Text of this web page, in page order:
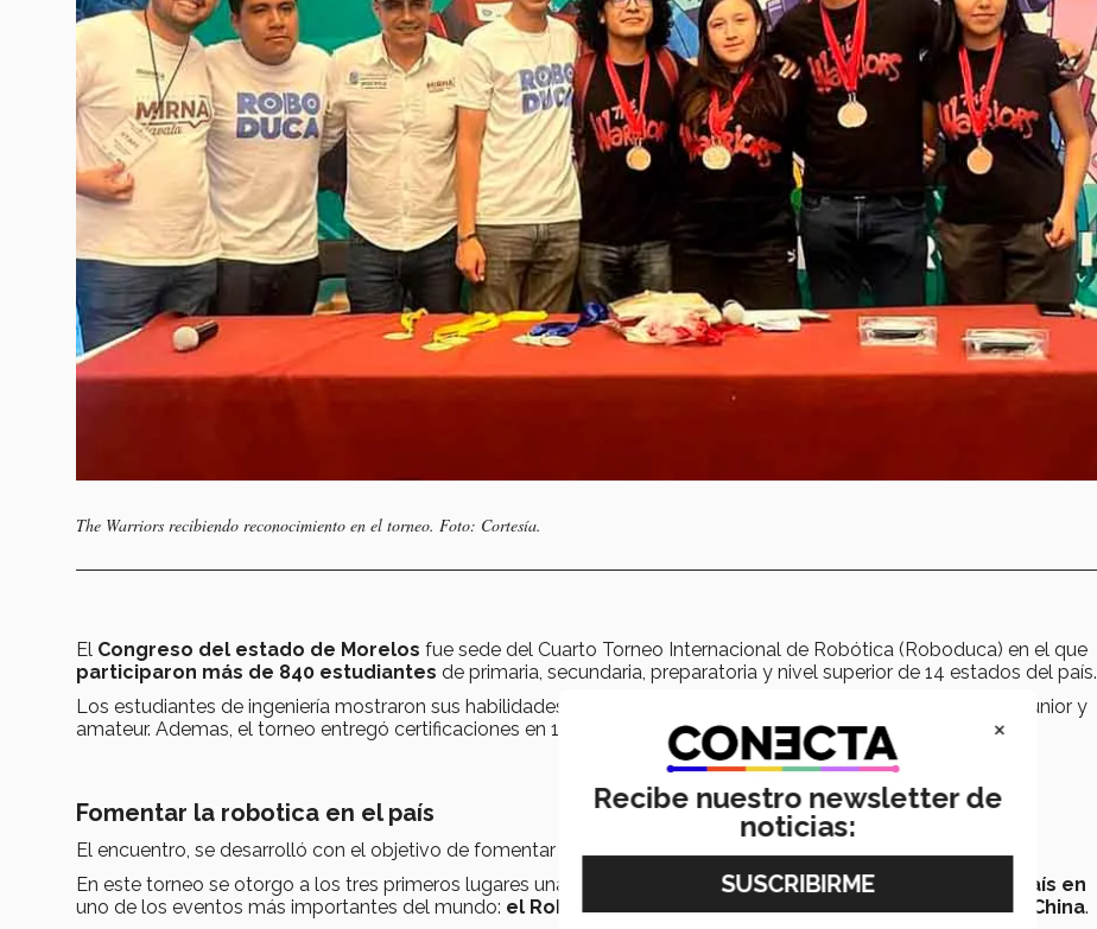
The Warriors recibiendo reconocimiento en el torneo. Foto: Cortesía.
El Congreso del estado de Morelos fue sede del Cuarto Torneo Internacional de Robótica (Roboduca) en el que
participaron más de 840 estudiantes de primaria, secundaria, preparatoria y nivel superior de 14 estados del país.
Los estudiantes de ingeniería mostraron sus habilidades en las
que se dividen en profesional, junior y
amateur. Ademas, el torneo entregó certificaciones en 10 categorías diferentes.
Fomentar la robotica en el país
El encuentro, se desarrolló con el objetivo de fomentar las tecnologías, la ciencia y la robótica en el país.
En este torneo se otorgo a los tres primeros lugares una certificación pararepresentar a su institución y país en
uno de los eventos más importantes del mundo: el RoboChallenge de Rumania y el Robochallenge de China.
×
Recibe nuestro newsletter de
noticias: